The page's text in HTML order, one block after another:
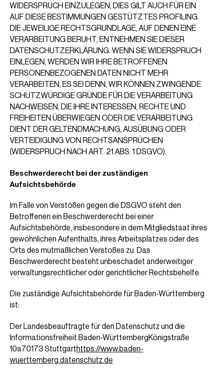
WIDERSPRUCH EINZULEGEN; DIES GILT AUCH FÜR EIN
AUF DIESE BESTIMMUNGEN GESTÜTZTES PROFILING.
DIE JEWEILIGE RECHTSGRUNDLAGE, AUF DENEN EINE
VERARBEITUNG BERUHT, ENTNEHMEN SIE DIESER
DATENSCHUTZERKLÄRUNG. WENN SIE WIDERSPRUCH
EINLEGEN, WERDEN WIR IHRE BETROFFENEN
PERSONENBEZOGENEN DATEN NICHT MEHR
VERARBEITEN, ES SEI DENN, WIR KÖNNEN ZWINGENDE
SCHUTZWÜRDIGE GRÜNDE FÜR DIE VERARBEITUNG
NACHWEISEN, DIE IHRE INTERESSEN, RECHTE UND
FREIHEITEN ÜBERWIEGEN ODER DIE VERARBEITUNG
DIENT DER GELTENDMACHUNG, AUSÜBUNG ODER
VERTEIDIGUNG VON RECHTSANSPRÜCHEN
(WIDERSPRUCH NACH ART. 21 ABS. 1 DSGVO).
Beschwerderecht bei der zuständigen
Aufsichtsbehörde
Im Falle von Verstößen gegen die DSGVO steht den
Betroffenen ein Beschwerderecht bei einer
Aufsichtsbehörde, insbesondere in dem Mitgliedstaat ihres
gewöhnlichen Aufenthalts, ihres Arbeitsplatzes oder des
Orts des mutmaßlichen Verstoßes zu. Das
Beschwerderecht besteht unbeschadet anderweitiger
verwaltungsrechtlicher oder gerichtlicher Rechtsbehelfe.
Die zuständige Aufsichtsbehörde für Baden-Württemberg
ist:
Der Landesbeauftragte für den Datenschutz und die
Informationsfreiheit Baden-WürttembergKönigstraße
10a70173 Stuttgarthttps://www.baden-
wuerttemberg.datenschutz.de